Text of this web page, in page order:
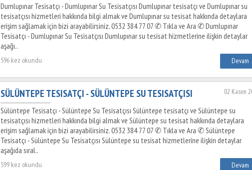
Dumlupınar Tesisatçı - Dumlupınar Su Tesisatçısı Dumlupınar tesisatçı ve Dumlupınar su
tesisatçısı hizmetleri hakkında bilgi almak ve Dumlupınar su tesisat hakkında detaylara
erişim sağlamak için bizi arayabilirsiniz. 0532 384 77 07 ✆ Tıkla ve Ara ✆ Dumlupınar
Tesisatçı - Dumlupınar Su Tesisatçısı Dumlupınar su tesisat hizmetlerine ilişkin detaylar
aşağı..
596 kez okundu Devam
02 Kasım
SÜLÜNTEPE TESISATÇI - SÜLÜNTEPE SU TESISATÇISI
Sülüntepe Tesisatçı - Sülüntepe Su Tesisatçısı Sülüntepe tesisatçı ve Sülüntepe su
tesisatçısı hizmetleri hakkında bilgi almak ve Sülüntepe su tesisat hakkında detaylara
erişim sağlamak için bizi arayabilirsiniz. 0532 384 77 07 ✆ Tıkla ve Ara ✆ Sülüntepe
Tesisatçı - Sülüntepe Su Tesisatçısı Sülüntepe su tesisat hizmetlerine ilişkin detaylar
aşağıda sıral..
599 kez okundu Devam